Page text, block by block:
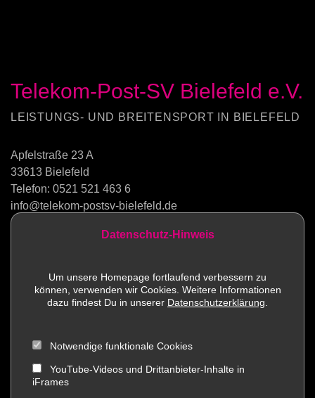
Telekom-Post-SV Bielefeld e.V.
LEISTUNGS- UND BREITENSPORT IN BIELEFELD
Apfelstraße 23 A
33613 Bielefeld
Telefon: 0521 521 463 6
info@telekom-postsv-bielefeld.de
Sportstätten
Social Media
Datenschutz-Hinweis
Um unsere Homepage fortlaufend verbessern zu
können, verwenden wir Cookies. Weitere Informationen
dazu findest Du in unserer Datenschutzerklärung
Notwendige funktionale Cookies
YouTube-Videos und Drittanbieter-Inhalte in
iFrames